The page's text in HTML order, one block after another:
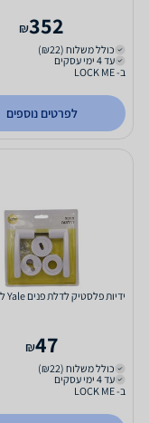
352
₪
כולל משלוח (₪22)
עד 4 ימי עסקים
ב- LOCK ME
לפרטים נוספים
ידיות פלסטיק לדלת פנים Yale לבן דגם ארז
47
₪
כולל משלוח (₪22)
עד 4 ימי עסקים
ב- LOCK ME